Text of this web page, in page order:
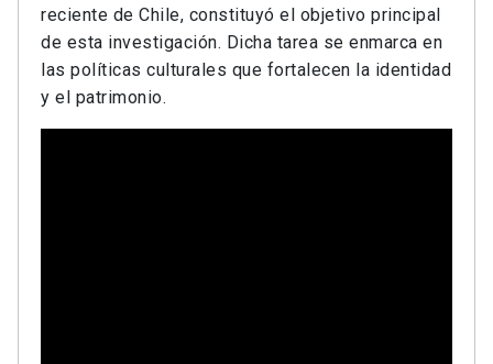
reciente de Chile, constituyó el objetivo principal
de esta investigación. Dicha tarea se enmarca en
las políticas culturales que fortalecen la identidad
y el patrimonio.